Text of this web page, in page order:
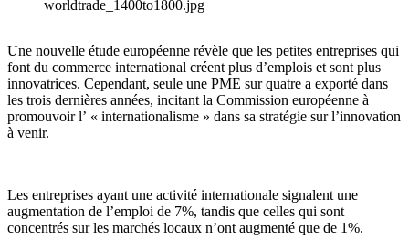
worldtrade_1400to1800.jpg
Une nouvelle étude européenne révèle que les petites entreprises qui
font du commerce international créent plus d’emplois et sont plus
innovatrices. Cependant, seule une PME sur quatre a exporté dans
les trois dernières années, incitant la Commission européenne à
promouvoir l’ « internationalisme » dans sa stratégie sur l’innovation
à venir.
Les entreprises ayant une activité internationale signalent une
augmentation de l’emploi de 7%, tandis que celles qui sont
concentrés sur les marchés locaux n’ont augmenté que de 1%.